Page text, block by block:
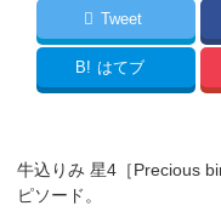
Tweet
B! はてブ
牛込りみ 星4［Precious
ピソード。